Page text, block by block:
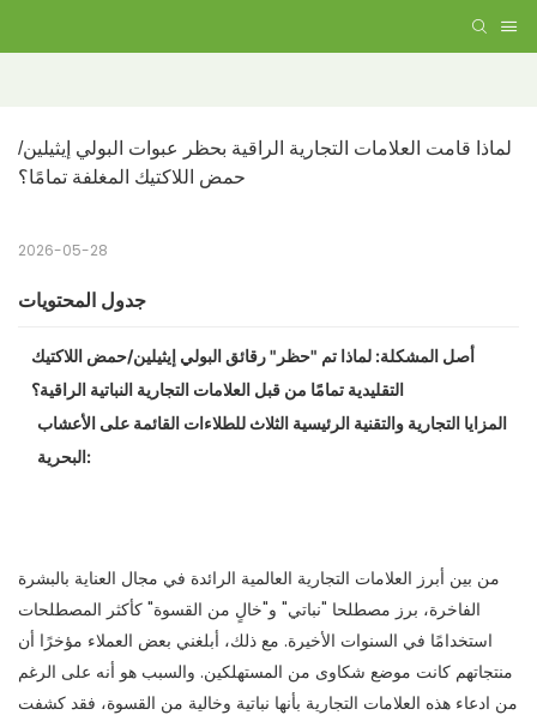
لماذا قامت العلامات التجارية الراقية بحظر عبوات البولي إيثيلين/
حمض اللاكتيك المغلفة تمامًا؟
2026-05-28
جدول المحتويات
أصل المشكلة: لماذا تم "حظر" رقائق البولي إيثيلين/حمض اللاكتيك
التقليدية تمامًا من قبل العلامات التجارية النباتية الراقية؟
المزايا التجارية والتقنية الرئيسية الثلاث للطلاءات القائمة على الأعشاب
البحرية:
من بين أبرز العلامات التجارية العالمية الرائدة في مجال العناية بالبشرة
الفاخرة، برز مصطلحا "نباتي" و"خالٍ من القسوة" كأكثر المصطلحات
استخدامًا في السنوات الأخيرة. مع ذلك، أبلغني بعض العملاء مؤخرًا أن
منتجاتهم كانت موضع شكاوى من المستهلكين. والسبب هو أنه على الرغم
من ادعاء هذه العلامات التجارية بأنها نباتية وخالية من القسوة، فقد كشفت